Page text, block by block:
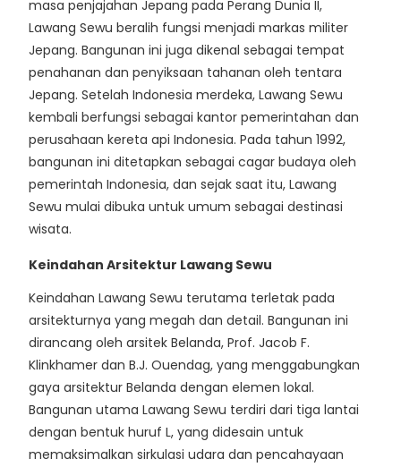
masa penjajahan Jepang pada Perang Dunia II,
Lawang Sewu beralih fungsi menjadi markas militer
Jepang. Bangunan ini juga dikenal sebagai tempat
penahanan dan penyiksaan tahanan oleh tentara
Jepang. Setelah Indonesia merdeka, Lawang Sewu
kembali berfungsi sebagai kantor pemerintahan dan
perusahaan kereta api Indonesia. Pada tahun 1992,
bangunan ini ditetapkan sebagai cagar budaya oleh
pemerintah Indonesia, dan sejak saat itu, Lawang
Sewu mulai dibuka untuk umum sebagai destinasi
wisata.
Keindahan Arsitektur Lawang Sewu
Keindahan Lawang Sewu terutama terletak pada
arsitekturnya yang megah dan detail. Bangunan ini
dirancang oleh arsitek Belanda, Prof. Jacob F.
Klinkhamer dan B.J. Ouendag, yang menggabungkan
gaya arsitektur Belanda dengan elemen lokal.
Bangunan utama Lawang Sewu terdiri dari tiga lantai
dengan bentuk huruf L, yang didesain untuk
memaksimalkan sirkulasi udara dan pencahayaan